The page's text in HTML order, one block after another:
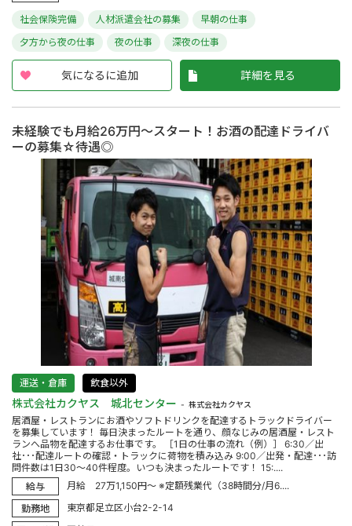
社会保険完備 人材派遣会社の募集
早朝の仕事
夕方から夜の仕事
夜の仕事 深夜の仕事
気になるに追加 詳細を見る
未経験でも月給26万円～スタート！お酒の配達ドライバ
ーの募集☆待遇◎
運送・倉庫 飲食以外
株式会社カクヤス 城北センター 株式会社カクヤス
居酒屋・レストランにお酒やソフトドリンクを配達するトラックドライバー
を募集しています！ 毎日決まったルートを通り、顔なじみの居酒屋・レスト
ランへ品物を配達するお仕事です。 ［1日の仕事の流れ（例）］ 6:30／出
社･･･配達ルートの確認・トラックに荷物を積み込み 9:00／出発・配達･･･訪
問件数は1日30～40件程度。いつも決まったルートです！ 15:....
給与
月給 27万1,150円～ ※定額残業代（38時間分/月6....
勤務地
東京都足立区小台2-2-14